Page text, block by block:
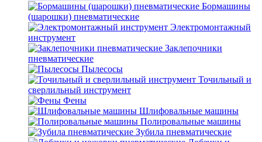
Бормашины
(шарошки) пневматические
Электромонтажный
инструмент
Заклепочники
пневматические
Пылесосы
Точильный и
сверлильный инструмент
Фены
Шлифовальные машины
Полировальные машины
Зубила пневматические